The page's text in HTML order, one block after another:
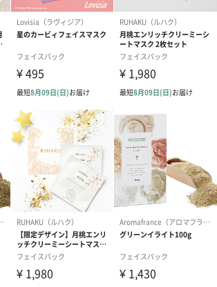
ギリソウエキス、ゲンチアナ根エキス、グリシ
、ソルビン酸K、セリン、グルタミン酸、アスパラ
酸、 ロイシン、アラニン、リシン、チロシン、フ
ルアラニン、トレオニン、プロリン、バリン、イ
ロイシン、 ヒスチジン、メチオニン、システイン、
リ葉油、シベリアモミ油、ローズマリー葉油、レモ
グラス油
化粧品がお肌に合わないとき即ち次のような場合は、
用を中止してください。お肌に異常が生じてりない
く注意して使用してください。 そのまま化粧品類
用を続けますと症状を悪化させることがあります
、皮膚科専門医等にご相談されることをおすすめ
す。
使用中、赤み、はれ、かゆみ、刺激等の異常があら
た場合
使用したお肌に、直射日光があたって上記のような
常があらわれた場合
目に入ったときは、直ちに洗い流してください。
目の周囲を避けてお使いください。